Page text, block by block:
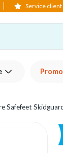
Service
Safefeet